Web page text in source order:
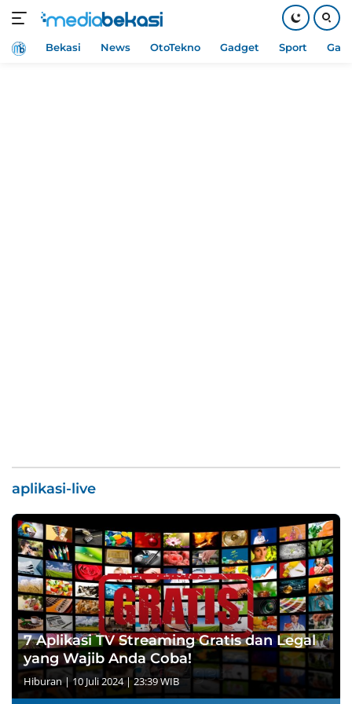
HomeBekasi News OtoTekno Gadget Sport
aplikasi-live
7 Aplikasi TV Streaming Gratis dan Legal
yang Wajib Anda Coba!
Hiburan|10 Juli 2024 | 23:39 WIB